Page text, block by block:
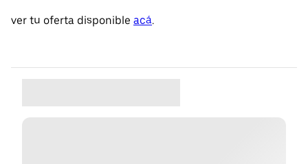
ver tu oferta disponible acá.